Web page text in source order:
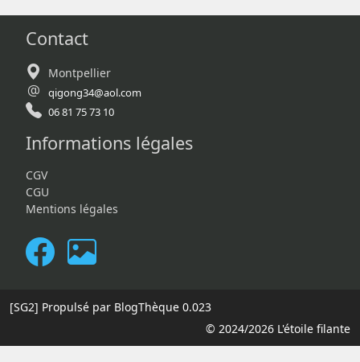
Contact
Montpellier
qigong34@aol.com
06 81 75 73 10
Informations légales
CGV
CGU
Mentions légales
[SG2] Propulsé par BlogThèque 0.023
© 2024/2026 L'étoile filante